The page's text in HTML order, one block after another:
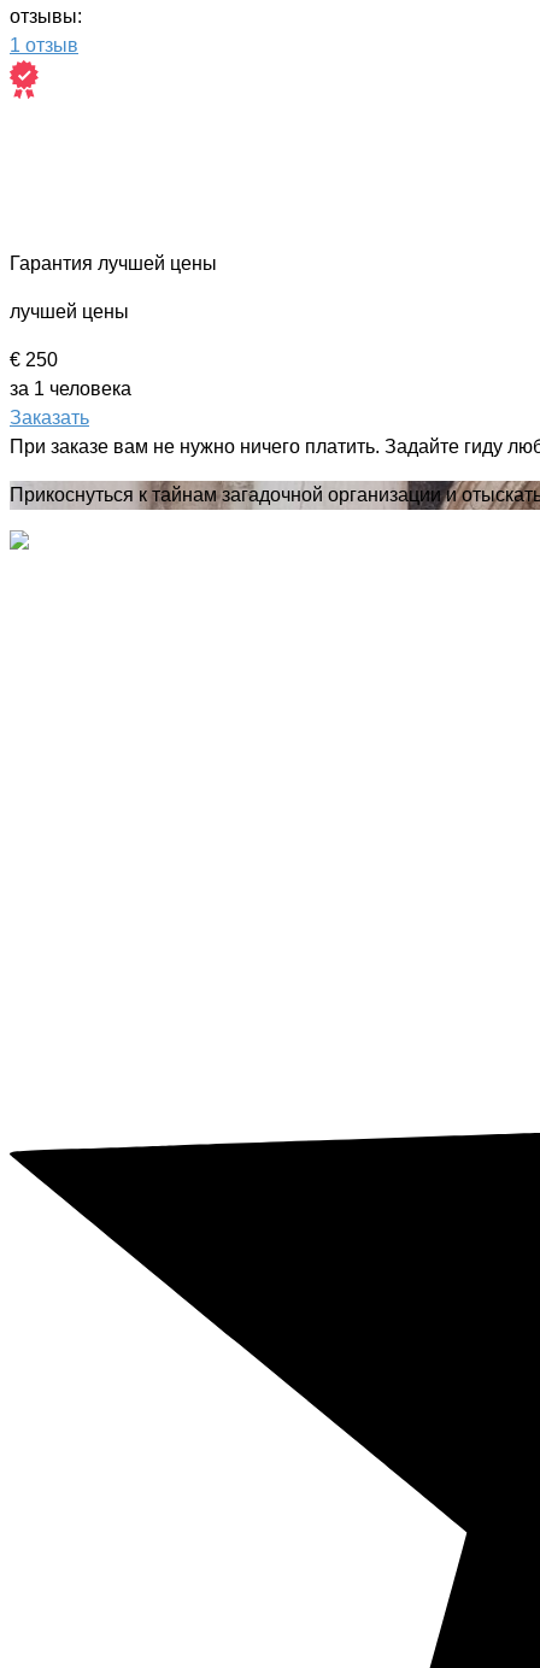
отзывы:
1 отзыв
Гарантия лучшей цены
лучшей цены
€ 250
за 1 человека
Заказать
При заказе вам не нужно ничего платить. Задайте гиду
Прикоснуться к тайнам загадочной организации и